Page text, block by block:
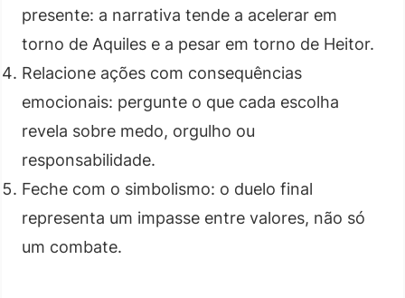
presente: a narrativa tende a acelerar em
torno de Aquiles e a pesar em torno de Heitor.
Relacione ações com consequências
emocionais: pergunte o que cada escolha
revela sobre medo, orgulho ou
responsabilidade.
Feche com o simbolismo: o duelo final
representa um impasse entre valores, não só
um combate.